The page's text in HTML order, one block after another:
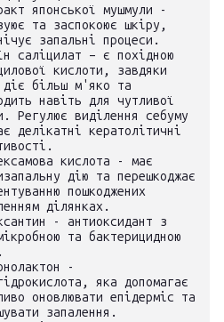
японської мушмули -
та заспокоює шкіру,
запальні процеси.
саліцилат – є похідною
кислоти, завдяки
діє більш м'яко та
навіть для чутливої
Регулює виділення себуму
делікатні кератолітичні
кислота - має
дію та перешкоджає
пошкоджених
ділянках.
- антиоксидант з
та бактерицидною
-
яка допомагає
оновлювати епідерміс та
запалення.